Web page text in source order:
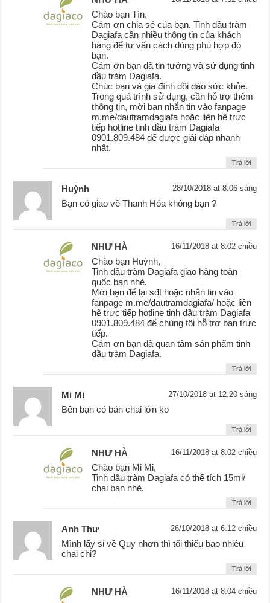
Chào bạn Tín,
Cảm ơn chia sẻ của bạn. Tinh dầu tràm
Dagiafa cần nhiều thông tin của khách
hàng để tư vấn cách dùng phù hợp đó
bạn.
Cảm ơn bạn đã tin tưởng và sử dụng tinh
dầu tràm Dagiafa.
Chúc bạn và gia đình dồi dào sức khỏe.
Trong quá trình sử dụng, cần hỗ trợ thêm
thông tin, mời bạn nhắn tin vào fanpage
m.me/dautramdagiafa hoặc liên hệ trực
tiếp hotline tinh dầu tràm Dagiafa
0901.809.484 để được giải đáp nhanh
nhất.
Trả lời
Huỳnh 28/10/2018 at 8:06 sáng
Bạn có giao về Thanh Hóa không bạn ?
Trả lời
NHƯ HÀ 16/11/2018 at 8:02 chiều
Chào bạn Huỳnh,
Tinh dầu tràm Dagiafa giao hàng toàn
quốc bạn nhé.
Mời bạn để lại sđt hoặc nhắn tin vào
fanpage m.me/dautramdagiafa/ hoặc liên
hệ trực tiếp hotline tinh dầu tràm Dagiafa
0901.809.484 để chúng tôi hỗ trợ bạn trực
tiếp.
Cảm ơn bạn đã quan tâm sản phẩm tinh
dầu tràm Dagiafa.
Trả lời
Mi Mi 27/10/2018 at 12:20 sáng
Bên bạn có bán chai lớn ko
Trả lời
NHƯ HÀ 16/11/2018 at 8:02 chiều
Chào bạn Mi Mi,
Tinh dầu tràm Dagiafa có thể tích 15ml/
chai bạn nhé.
Trả lời
Anh Thư 26/10/2018 at 6:12 chiều
Mình lấy sỉ về Quy nhơn thì tối thiểu bao nhiêu
chai chị?
Trả lời
NHƯ HÀ 16/11/2018 at 8:04 chiều